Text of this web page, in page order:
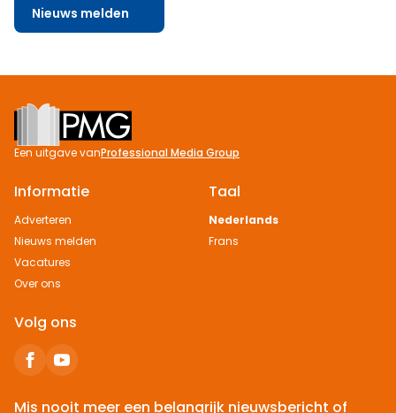
Nieuws melden
Footer
Een uitgave vanProfessional Media Group
Informatie
Adverteren
Nieuws melden
Vacatures
Over ons
Taal
Nederlands
Frans
Volg ons
Mis nooit meer een belangrijk nieuwsbericht of